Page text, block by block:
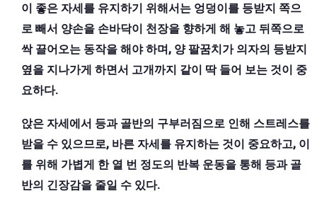
이 좋은 자세를 유지하기 위해서는 엉덩이를 등받지 쪽으
로 빼서 양손을 손바닥이 천장을 향하게 해 놓고 뒤쪽으로
싹 끌어오는 동작을 해야 하며, 양 팔꿈치가 의자의 등받지
옆을 지나가게 하면서 고개까지 같이 딱 들어 보는 것이 중
요하다.
앉은 자세에서 등과 골반의 구부러짐으로 인해 스트레스를
받을 수 있으므로, 바른 자세를 유지하는 것이 중요하고, 이
를 위해 가볍게 한 열 번 정도의 반복 운동을 통해 등과 골
반의 긴장감을 줄일 수 있다.